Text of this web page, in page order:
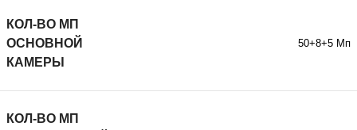
КОЛ-ВО МП
ОСНОВНОЙ
КАМЕРЫ
50+8+5 Мп
КОЛ-ВО МП